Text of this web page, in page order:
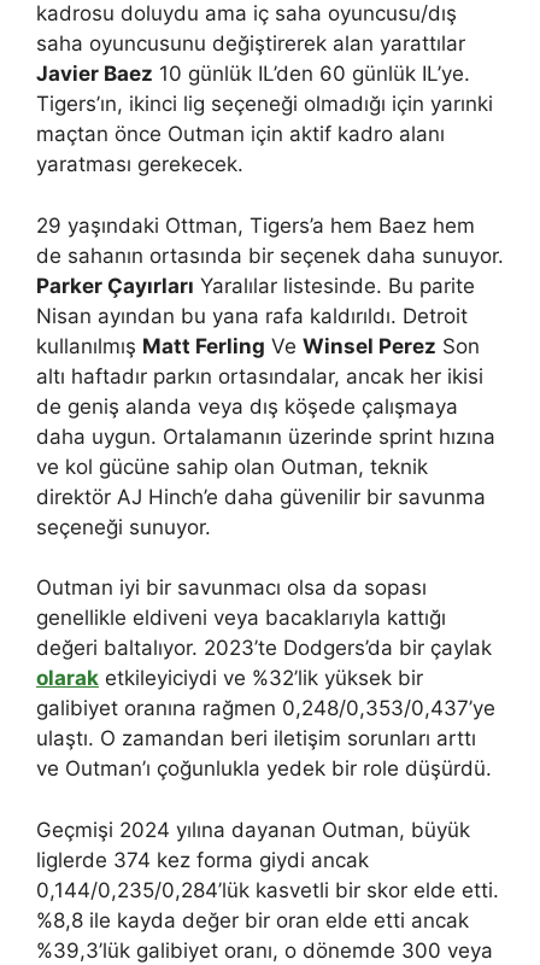
kadrosu doluydu ama iç saha oyuncusu/dış
saha oyuncusunu değiştirerek alan yarattılar
Javier Baez 10 günlük IL’den 60 günlük IL’ye.
Tigers’ın, ikinci lig seçeneği olmadığı için yarınki
maçtan önce Outman için aktif kadro alanı
yaratması gerekecek.
29 yaşındaki Ottman, Tigers’a hem Baez hem
de sahanın ortasında bir seçenek daha sunuyor.
Parker Çayırları Yaralılar listesinde. Bu parite
Nisan ayından bu yana rafa kaldırıldı. Detroit
kullanılmış Matt Ferling Ve Winsel Perez Son
altı haftadır parkın ortasındalar, ancak her ikisi
de geniş alanda veya dış köşede çalışmaya
daha uygun. Ortalamanın üzerinde sprint hızına
ve kol gücüne sahip olan Outman, teknik
direktör AJ Hinch’e daha güvenilir bir savunma
seçeneği sunuyor.
Outman iyi bir savunmacı olsa da sopası
genellikle eldiveni veya bacaklarıyla kattığı
değeri baltalıyor. 2023’te Dodgers’da bir çaylak
olarak etkileyiciydi ve %32’lik yüksek bir
galibiyet oranına rağmen 0,248/0,353/0,437’ye
ulaştı. O zamandan beri iletişim sorunları arttı
ve Outman’ı çoğunlukla yedek bir role düşürdü.
Geçmişi 2024 yılına dayanan Outman, büyük
liglerde 374 kez forma giydi ancak
0,144/0,235/0,284’lük kasvetli bir skor elde etti.
%8,8 ile kayda değer bir oran elde etti ancak
%39,3’lük galibiyet oranı, o dönemde 300 veya